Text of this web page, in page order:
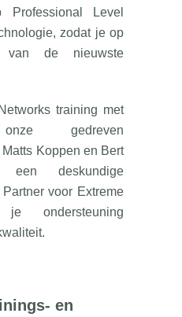
Level
zodat je op
de nieuwste
training met
gedreven
Koppen en Bert
een deskundige
voor Extreme
ondersteuning
en